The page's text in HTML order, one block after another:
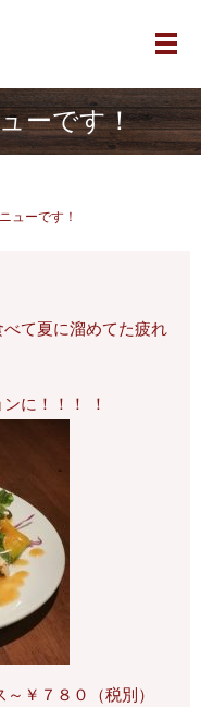
メ
ーです！
ューです！
て夏に溜めてた疲れ
に！！！ ！
￥７８０（税別）